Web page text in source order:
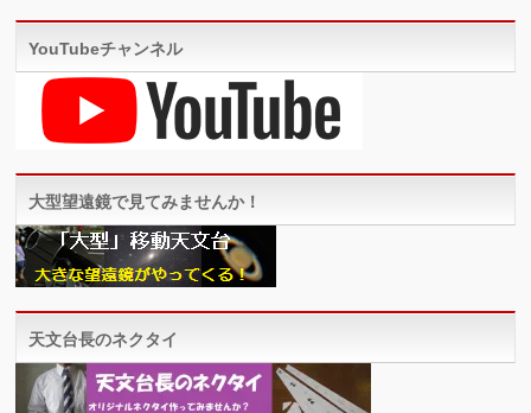
YouTubeチャンネル
大型望遠鏡で見てみませんか！
天文台長のネクタイ